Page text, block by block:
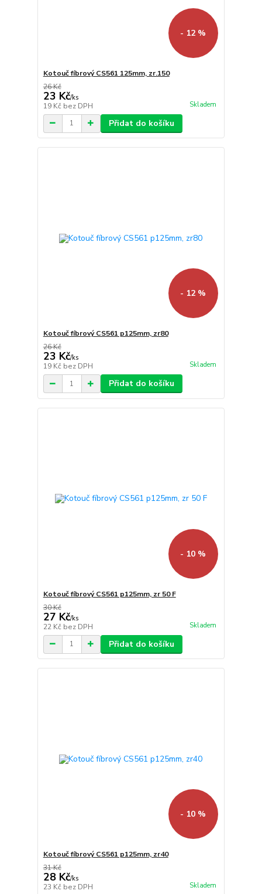
- 12 %
Kotouč fíbrový CS561 125mm, zr.150
26 Kč
23 Kč/ks
19 Kč bez DPH Skladem
Přidat do košíku
- 12 %
Kotouč fíbrový CS561 p125mm, zr80
26 Kč
23 Kč/ks
19 Kč bez DPH Skladem
Přidat do košíku
- 10 %
Kotouč fíbrový CS561 p125mm, zr 50 F
30 Kč
27 Kč/ks
22 Kč bez DPH Skladem
Přidat do košíku
- 10 %
Kotouč fíbrový CS561 p125mm, zr40
31 Kč
28 Kč/ks
23 Kč bez DPH Skladem